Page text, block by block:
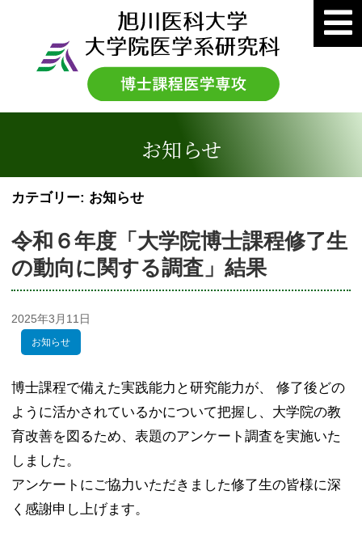
お知らせ
カテゴリー: お知らせ
令和６年度「大学院博士課程修了生
の動向に関する調査」結果
2025年3月11日
お知らせ
博士課程で備えた実践能力と研究能力が、 修了後どの
ように活かされているかについて把握し、大学院の教
育改善を図るため、表題のアンケート調査を実施いた
しました。
アンケートにご協力いただきました修了生の皆様に深
く感謝申し上げます。